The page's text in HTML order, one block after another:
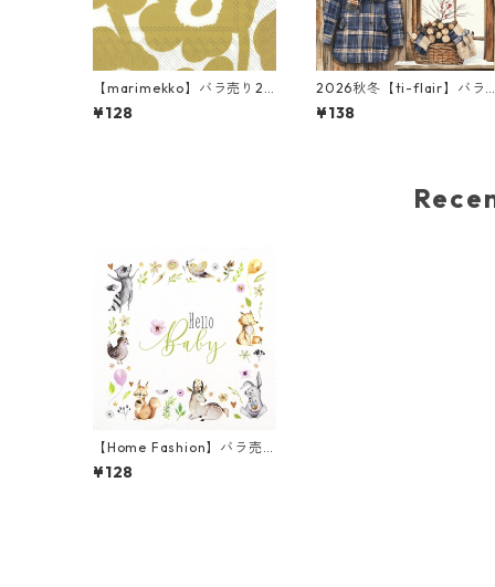
【marimekko】バラ売り2
枚 ランチサイズ ペーパーナ
プキン UNIKKO ホワイト×
¥128
2026秋冬【ti-flair】バラ
売り2枚 ランチサイズ ペー
パーナプキン Winter Lodg
¥138
【Home Fashion】バラ売
り2枚 ランチサイズ ペーパ
ーナプキン Hello Baby ホワ
¥128